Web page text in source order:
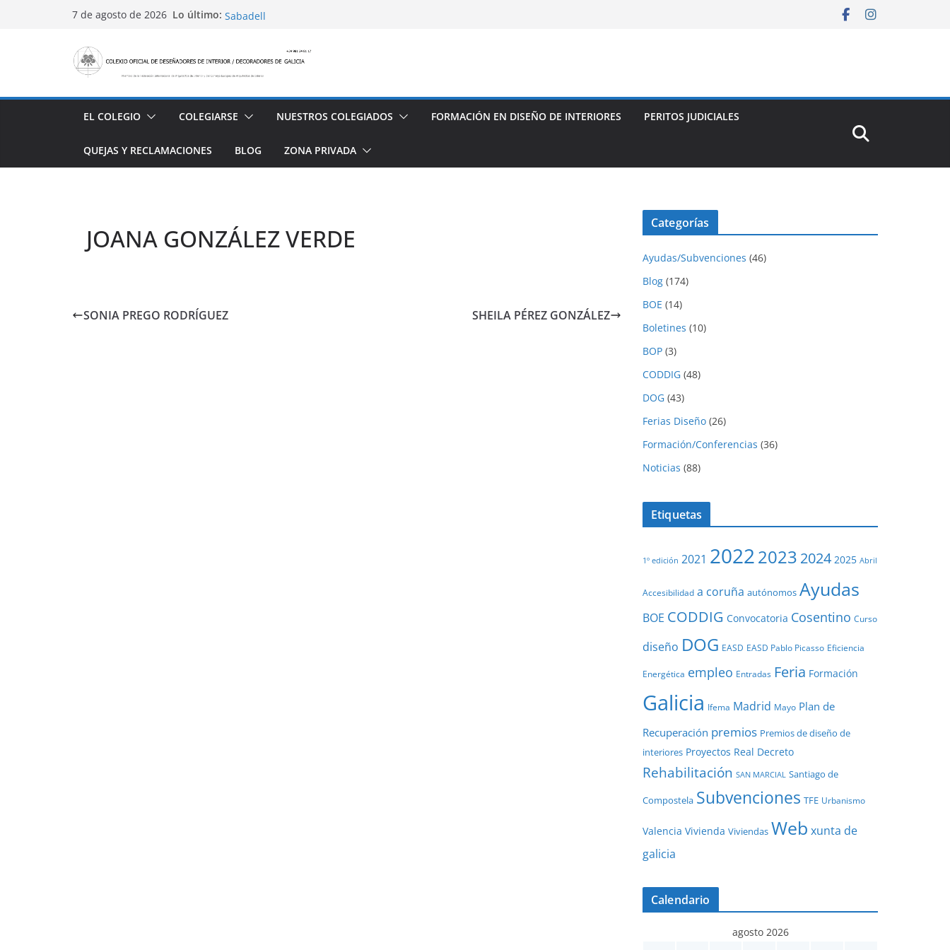
7 de agosto de 2026 Lo último: Conviértete en PROfesional con el CODDIG y Banco
alojamiento y restauración
4 Ed. Premios de Diseño de Interior
San Marcial 2025
EL COLEGIO
COLEGIARSE NUESTROS COLEGIADOS FORMACIÓN EN DISEÑO DE INTERIORES PERITOS JUDICIALES
QUEJAS Y RECLAMACIONES BLOG ZONA PRIVADA
JOANA GONZÁLEZ VERDE
SONIA PREGO RODRÍGUEZ SHEILA PÉREZ GONZÁLEZ
Categorías
Ayudas/Subvenciones (46)
Blog (174)
BOE (14)
Boletines (10)
BOP (3)
CODDIG (48)
DOG (43)
Ferias Diseño (26)
Formación/Conferencias (36)
Noticias (88)
Etiquetas
1º edición 2021 20222023 2024 2025 Abril
Accesibilidad a coruña autónomos Ayudas
BOE CODDIG Convocatoria Cosentino Curso
diseño DOG EASD EASD Pablo Picasso Eficiencia
Energética empleo Entradas Feria Formación
Galicia Ifema Madrid Mayo Plan de
Recuperación premios Premios de diseño de
interiores Proyectos Real Decreto
Rehabilitación SAN MARCIAL Santiago de
Compostela Subvenciones TFE Urbanismo
Valencia Vivienda Viviendas Web xunta de
galicia
Calendario
agosto 2026